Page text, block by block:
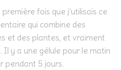
première fois que j’utilisais ce
qui combine des
et des plantes, et vraiment
Il y a une gélule pour le matin
pendant 5 jours.